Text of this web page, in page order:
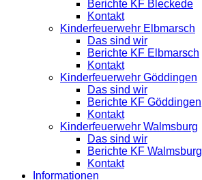
Berichte KF Bleckede
Kontakt
Kinderfeuerwehr Elbmarsch
Das sind wir
Berichte KF Elbmarsch
Kontakt
Kinderfeuerwehr Göddingen
Das sind wir
Berichte KF Göddingen
Kontakt
Kinderfeuerwehr Walmsburg
Das sind wir
Berichte KF Walmsburg
Kontakt
Informationen